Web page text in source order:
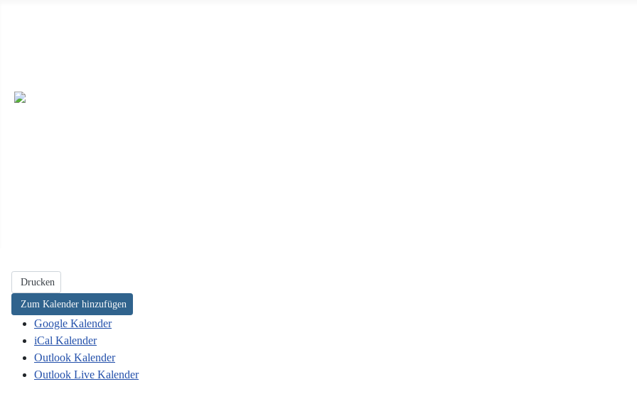
Drucken
Zum Kalender hinzufügen
Google Kalender
iCal Kalender
Outlook Kalender
Outlook Live Kalender